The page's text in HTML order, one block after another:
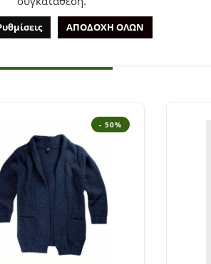
- 50%
ΑΠΟΔΟΧΗ ΟΛΩΝ